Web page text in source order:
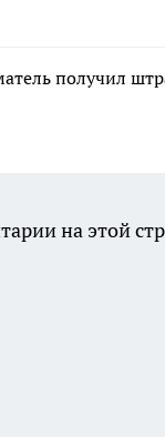
получил
на этой